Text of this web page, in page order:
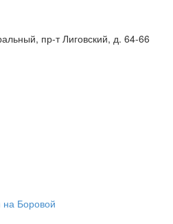
пр-т Лиговский, д. 64-66
на Боровой